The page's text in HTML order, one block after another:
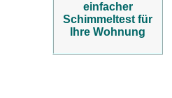
einfacher
Schimmeltest für
Ihre Wohnung